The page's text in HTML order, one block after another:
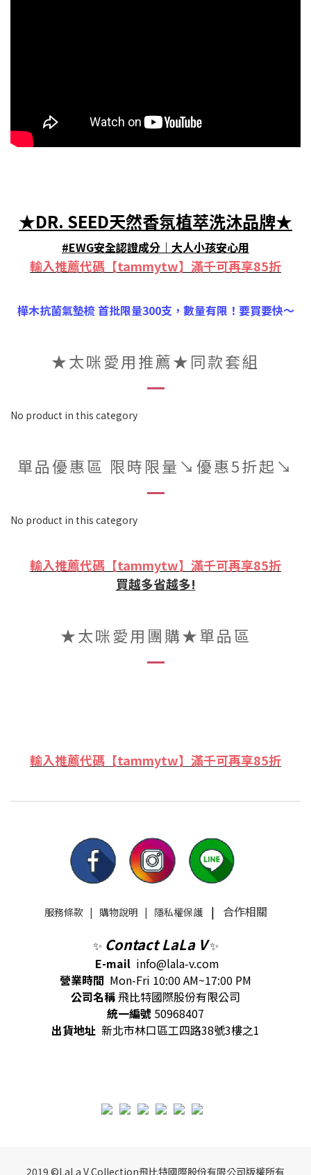
★DR. SEED天然香氛植萃洗沐品牌★
#EWG安全認證成分｜大人小孩安心用
輸入推薦代碼【tammytw】滿千可再享85折
樺木抗菌氣墊梳 首批限量300支，數量有限！要買要快～
★太咪愛用推薦★同款套組
No product in this category
單品優惠區 限時限量↘︎優惠5折起↘︎
No product in this category
輸入推薦代碼【tammytw】滿千可再享85折
買越多省越多!
★太咪愛用團購★單品區
輸入推薦代碼【tammytw】滿千可再享85折
服務條款| 購物說明 | 隱私權保護| 合作相關
✨ Contact LaLa V✨
E-mail info@lala-v.com
營業時間 Mon-Fri 10:00 AM~17:00 PM
公司名稱飛比特國際股份有限公司
統一編號 50968407
出貨地址 新北市林口區工四路38號3樓之1
2019 ©LaLa V Collection飛比特國際股份有限公司版權所有